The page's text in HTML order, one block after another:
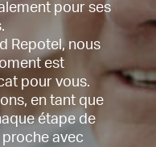
pour ses
Repotel, nous
est
pour vous.
en tant que
étape de
proche avec